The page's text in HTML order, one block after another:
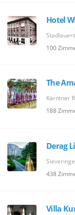
Hotel
100
The
Kärntner
188
Derag
438
Villa